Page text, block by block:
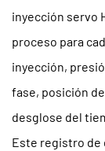
inyección servo
proceso para
inyección,
fase, posición
desglose del
Este registro de